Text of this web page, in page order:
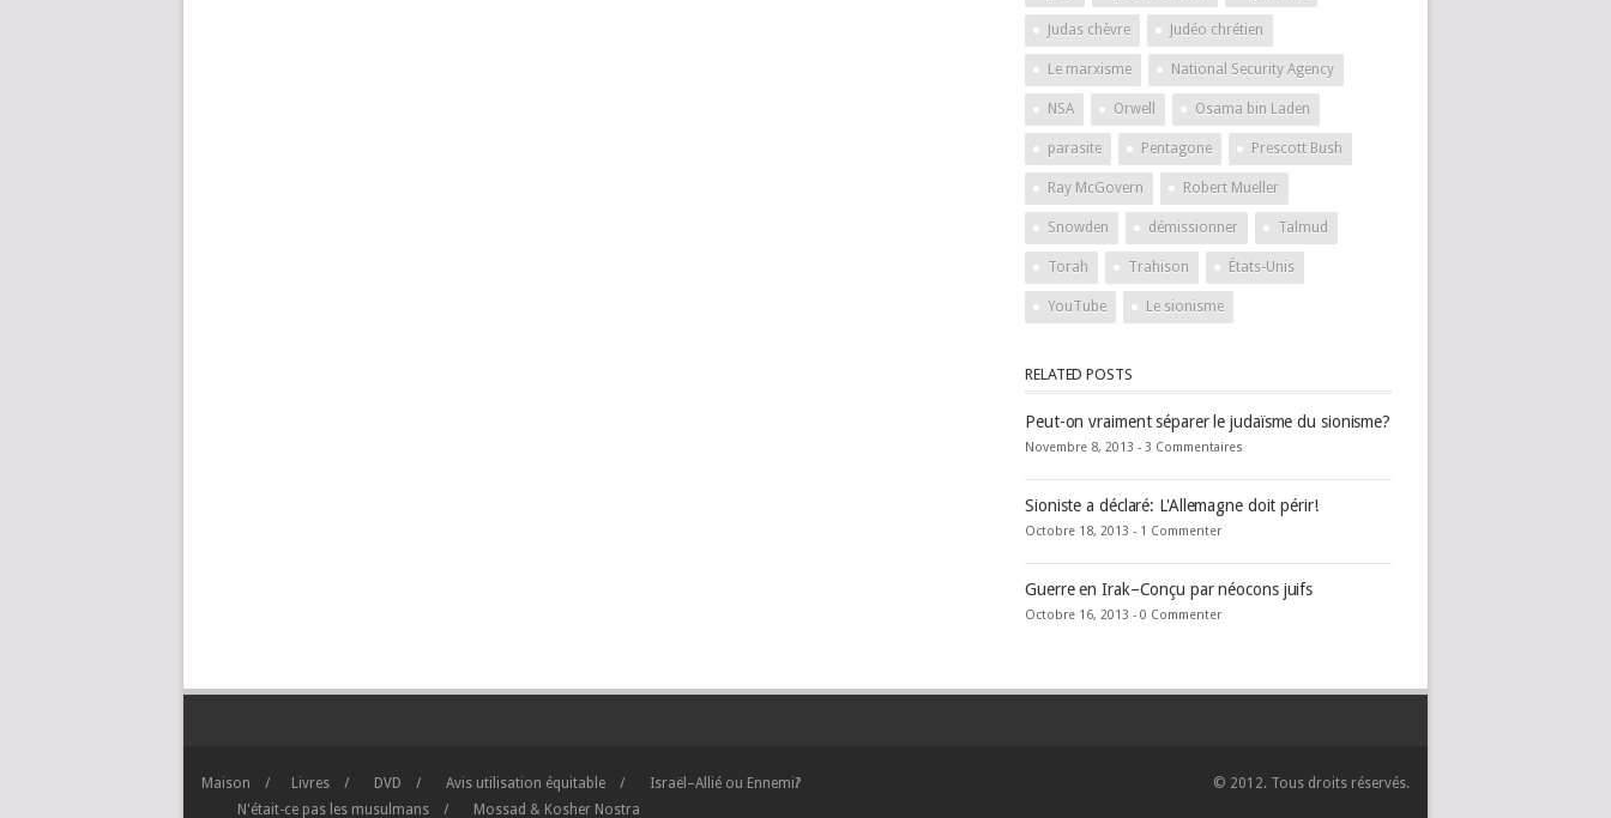
Judas chèvre Judéo chrétien
Le marxisme National Security Agency
NSA Orwell Osama bin Laden
parasite Pentagone Prescott Bush
Ray McGovern Robert Mueller
Snowden démissionner Talmud
Torah Trahison États-Unis
YouTube Le sionisme
RELATED POSTS
Peut-on vraiment séparer le judaïsme du sionisme?
Novembre 8, 2013 - 3 Commentaires
Sioniste a déclaré: L'Allemagne doit périr!
Octobre 18, 2013 - 1 Commenter
Guerre en Irak–Conçu par néocons juifs
Octobre 16, 2013 - 0 Commenter
Maison Livres DVD Avis utilisation équitable
Israël–Allié ou Ennemi?
N'était-ce pas les musulmans
Mossad & Kosher Nostra
© 2012. Tous droits réservés.